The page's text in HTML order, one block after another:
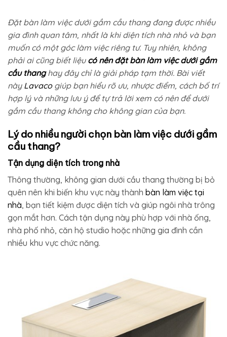
Đặt bàn làm việc dưới gầm cầu thangđang được nhiều
gia đình quan tâm, nhất là khi diện tích nhà nhỏ và bạn
muốn có một góc làm việc riêng tư. Tuy nhiên, không
phải ai cũng biết liệu có nên đặt bàn làm việc dưới gầm
cầu thanghay đây chỉ là giải pháp tạm thời. Bài viết
này Lavacogiúp bạn hiểu rõ ưu, nhược điểm, cách bố trí
hợp lý và những lưu ý để tự trả lời xem có nên để dưới
gầm cầu thang không cho không gian của bạn.
Lý do nhiều người chọn bàn làm việc dưới gầm
cầu thang?
Tận dụng diện tích trong nhà
Thông thường, không gian dưới cầu thang thường bị bỏ
quên nên khi biến khu vực này thành bàn làm việc tại
nhà, bạn tiết kiệm được diện tích và giúp ngôi nhà trông
gọn mắt hơn. Cách tận dụng này phù hợp với nhà ống,
nhà phố nhỏ, căn hộ studio hoặc những gia đình cần
nhiều khu vực chức năng.